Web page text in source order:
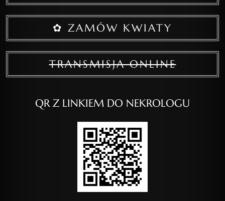
✿ ZAMÓW KWIATY
TRANSMISJA ONLINE
QR Z LINKIEM DO NEKROLOGU